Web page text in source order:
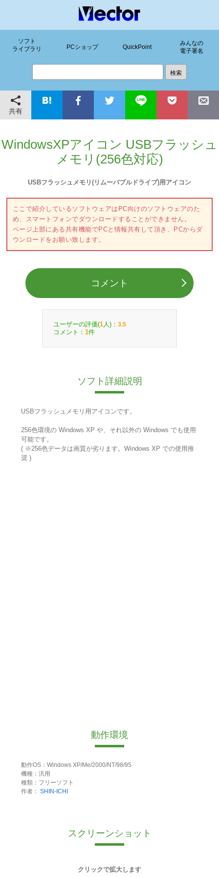
ソフト
ライブラリ
PCショップ QuickPoint
みんなの
電子署名
共有
WindowsXPアイコン USBフラッシュ
メモリ(256色対応)
USBフラッシュメモリ(リムーバブルドライブ)用アイコン
ここで紹介しているソフトウェアはPC向けのソフトウェアのた
め、スマートフォンでダウンロードすることができません。
ページ上部にある共有機能でPCと情報共有して頂き、PCからダ
ウンロードをお願い致します。
コメント
ユーザーの評価(1 人)： 3.5
コメント： 1件
ソフト詳細説明
USBフラッシュメモリ用アイコンです。
256色環境の Windows XP や、それ以外の Windows でも使用
可能です。
( ※256色データは画質が劣ります。Windows XP での使用推
奨 )
動作環境
動作OS：Windows XP/Me/2000/NT/98/95
機種：汎用
種類：フリーソフト
作者： SHIN-ICHI
スクリーンショット
クリックで拡大します